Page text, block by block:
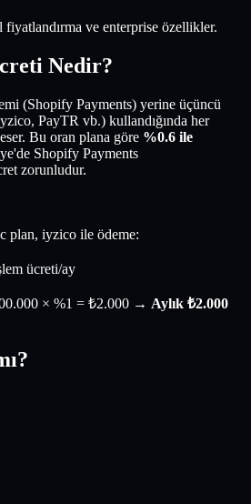
ve enterprise özellikler.
Nedir?
(Shopify Payments) yerine üçüncü
PayTR vb.) kullandığında her
Bu oran plana göre %0.6 ile
Shopify Payments
zorunludur.
plan, iyzico ile ödeme:
ücreti/ay
× %1 = ₺2.000 → Aylık ₺2.000